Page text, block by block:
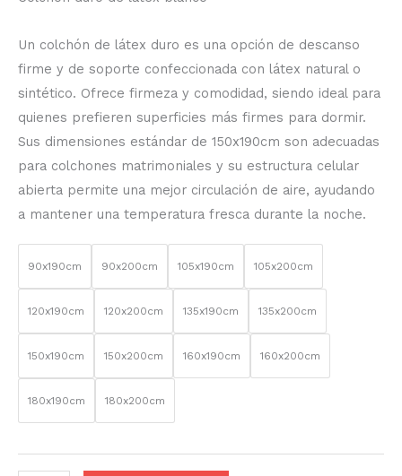
Un colchón de látex duro es una opción de descanso
firme y de soporte confeccionada con látex natural o
sintético. Ofrece firmeza y comodidad, siendo ideal para
quienes prefieren superficies más firmes para dormir.
Sus dimensiones estándar de 150x190cm son adecuadas
para colchones matrimoniales y su estructura celular
abierta permite una mejor circulación de aire, ayudando
a mantener una temperatura fresca durante la noche.
90x190cm 90x200cm 105x190cm 105x200cm
120x190cm 120x200cm 135x190cm 135x200cm
150x190cm 150x200cm 160x190cm 160x200cm
180x190cm 180x200cm